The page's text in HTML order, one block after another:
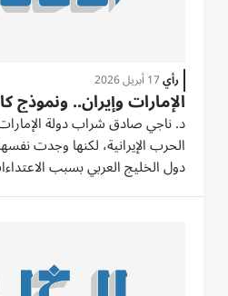
رأي17 أبريل 2026
الإمارات وإيران.. ونموذج
د. ناجي صادق شراب دولة
الحرب الإيرانية، لكنها وجدت
دول الخليج العربي بسبب
استهدفت بنية الدولة وإنسانها